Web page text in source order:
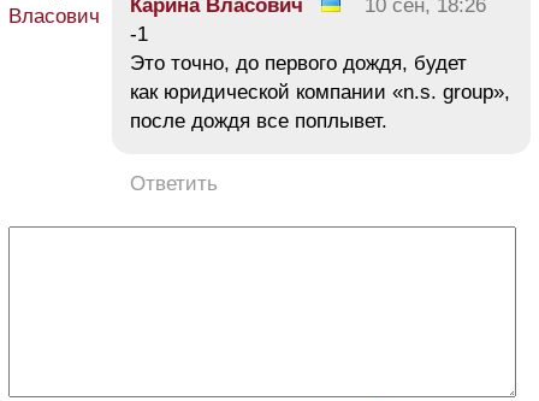
Карина Власович
10 сен, 18:26
-1
Это точно, до первого дождя, будет
как юридической компании «n.s. group»,
после дождя все поплывет.
Ответить